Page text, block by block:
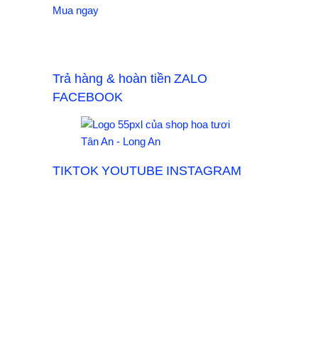
Mua ngay
Trả hàng & hoàn tiền ZALO
FACEBOOK
TIKTOK YOUTUBE INSTAGRAM